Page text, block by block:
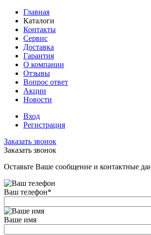
Главная
Каталоги
Контакты
Сервис
Доставка
Гарантия
О компании
Отзывы
Вопрос ответ
Акции
Новости
Вход
Регистрация
Заказать звонок
Заказать звонок
Оставьте Ваше сообщение и контактные
Ваш телефон*
Ваше имя